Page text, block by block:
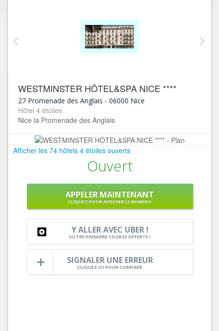
WESTMINSTER HÔTEL&SPA NICE ****
27 Promenade des Anglais - 06000 Nice
Hôtel 4 étoiles
Nice la Promenade des Anglais
Afficher les 74 hôtels 4 étoiles ouverts
Ouvert
APPELER MAINTENANT
CLIQUEZ POUR AFFICHER LE NUMÉRO
Y ALLER AVEC UBER !
VOTRE PREMIÈRE COURSE OFFERTE !
SIGNALER UNE ERREUR
CLIQUEZ ICI POUR CORRIGER